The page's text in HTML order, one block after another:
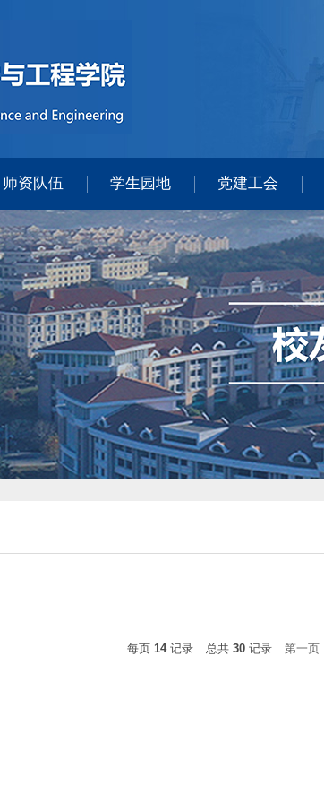
师资队伍 学生园地 党建工会
每页 14记录 总共 30 记录 第一页